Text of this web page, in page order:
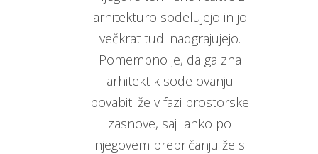
arhitekturo sodelujejo in jo
večkrat tudi nadgrajujejo.
Pomembno je, da ga zna
arhitekt k sodelovanju
povabiti že v fazi prostorske
zasnove, saj lahko po
njegovem prepričanju že s